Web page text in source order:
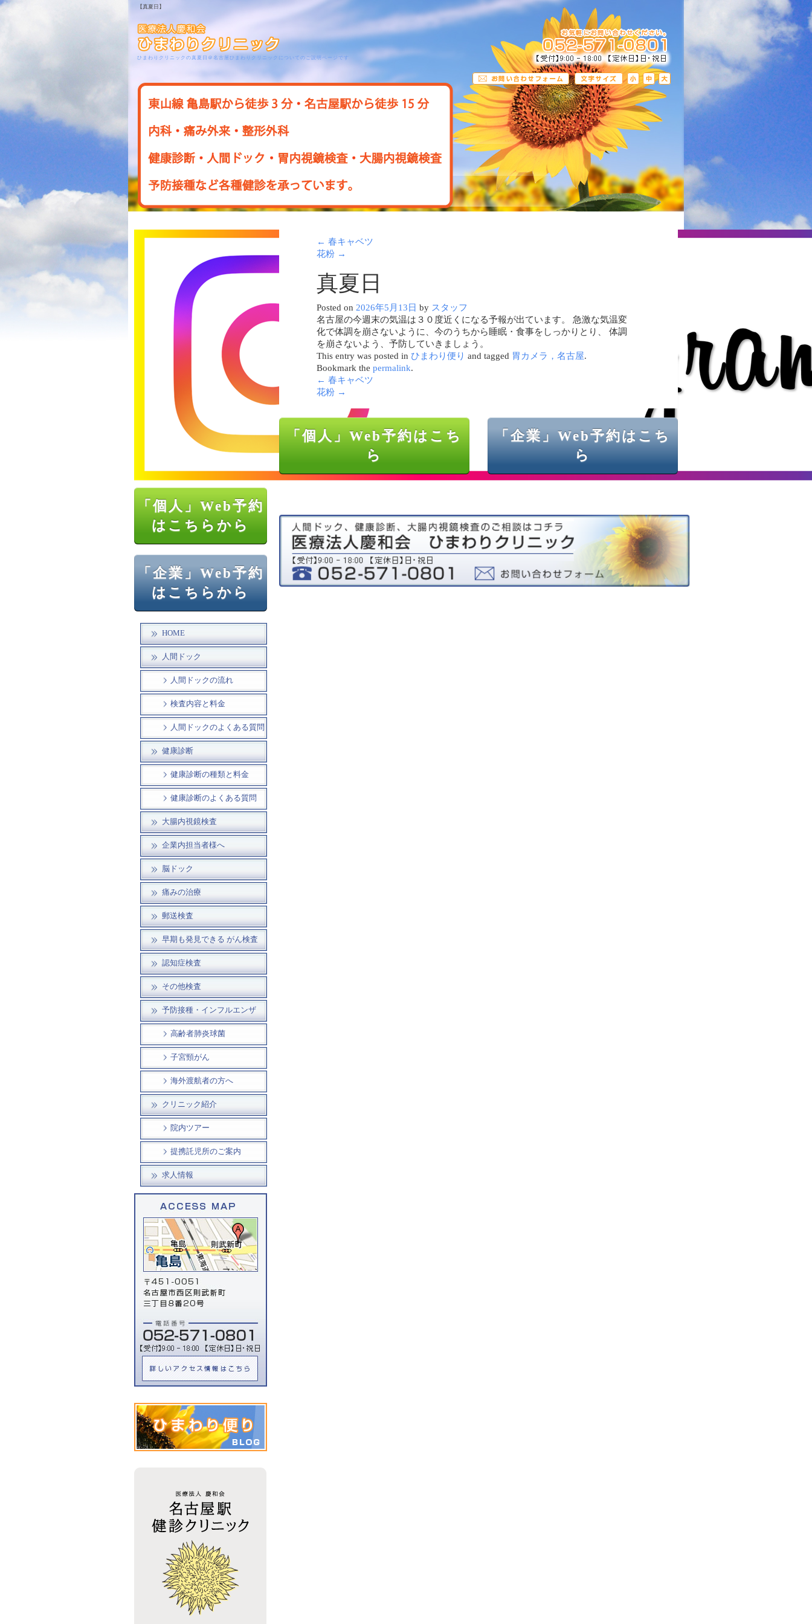
【真夏日】
ひまわりクリニックの真夏日＠名古屋ひまわりクリニックについてのご説明ページです
「個人」Web予約
はこちらから
「企業」Web予約
はこちらから
HOME
人間ドック
人間ドックの流れ
検査内容と料金
人間ドックのよくある質問
健康診断
健康診断の種類と料金
健康診断のよくある質問
大腸内視鏡検査
企業内担当者様へ
脳ドック
痛みの治療
郵送検査
早期も発見できる がん検査
認知症検査
その他検査
予防接種・インフルエンザ
高齢者肺炎球菌
子宮頸がん
海外渡航者の方へ
クリニック紹介
院内ツアー
提携託児所のご案内
求人情報
← 春キャベツ
花粉 →
真夏日
Posted on 2026年5月13日 by スタッフ
名古屋の今週末の気温は３０度近くになる予報が出ています。 急激な気温変
化で体調を崩さないように、今のうちから睡眠・食事をしっかりとり、 体調
を崩さないよう、予防していきましょう。
This entry was posted in ひまわり便り and tagged 胃カメラ，名古屋.
Bookmark the permalink.
← 春キャベツ
花粉 →
「個人」Web予約はこち
ら
「企業」Web予約はこち
ら